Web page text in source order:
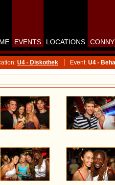
EVENTS LOCATIONS CONNY
U4 - Diskothek Event: U4 -